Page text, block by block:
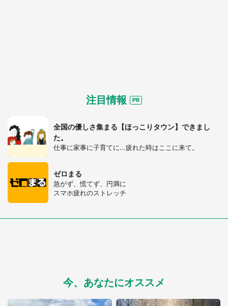
注目情報
全国の優しさ集まる【ほっこりタウン】できまし
た。
仕事に家事に子育てに...疲れた時はここに来て。
ゼロまる
急がず、慌てず、円満に
スマホ疲れのストレッチ
今、あなたにオススメ